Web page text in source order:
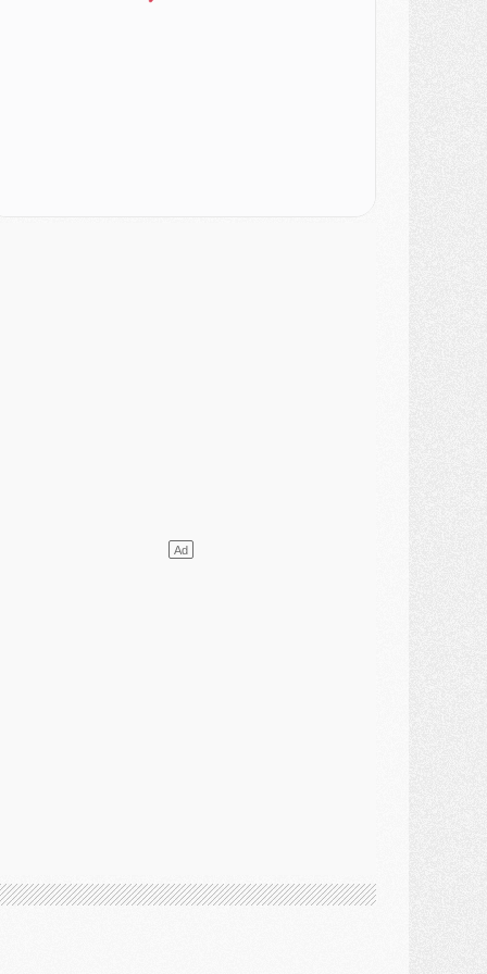
- Le PSG plutôt que la FIFA pour Al-Khelaïfi, poussé par l'UEFA ?
- Le PSG presserait Ferran Torres de se décider, deux pistes de secours
28 JUILLET